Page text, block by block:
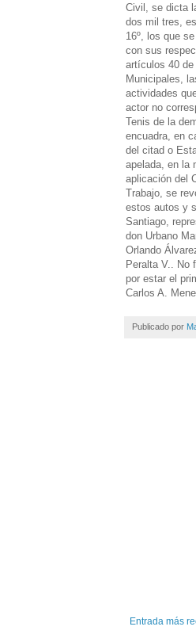
Civil, se dicta
dos mil tres,
16º, los que
con sus
artículos 40
Municipales,
actividades
actor no
Tenis de la
encuadra, en
del citad o
apelada, en la
aplicación del
Trabajo, se
estos autos y
Santiago,
don Urbano
Orlando
Peralta V.. No
por estar el
Carlos A.
Publicado por
Entrada más